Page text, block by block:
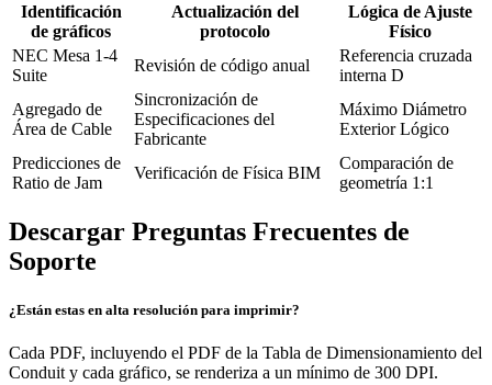
Identificación
de gráficos
Actualización del
protocolo
Lógica de Ajuste
Físico
NEC Mesa 1-4
Suite
Revisión de código anual
Referencia cruzada
interna D
Agregado de
Área de Cable
Sincronización de
Especificaciones del
Fabricante
Máximo Diámetro
Exterior Lógico
Predicciones de
Ratio de Jam
Verificación de Física BIM
Comparación de
geometría 1:1
Descargar Preguntas Frecuentes de
Soporte
¿Están estas en alta resolución para imprimir?
Cada PDF, incluyendo el PDF de la Tabla de Dimensionamiento del
Conduit y cada gráfico, se renderiza a un mínimo de 300 DPI.